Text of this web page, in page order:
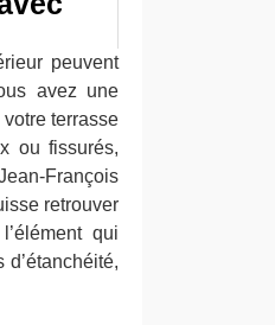
peuvent
avez une
terrasse
ou fissurés,
François
retrouver
qui